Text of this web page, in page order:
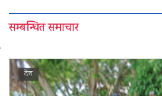
सम्बन्धित समाचार
'
देश